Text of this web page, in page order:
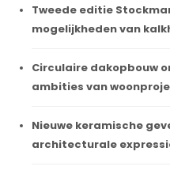
Tweede editie
mogelijkheden van
Circulaire dakopbouw
ambities van
Nieuwe keramische
architecturale